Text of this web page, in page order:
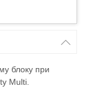
блоку при
Multi.